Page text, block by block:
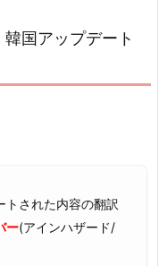
国アップデート
トされた内容の翻訳
ー(アインハザード/